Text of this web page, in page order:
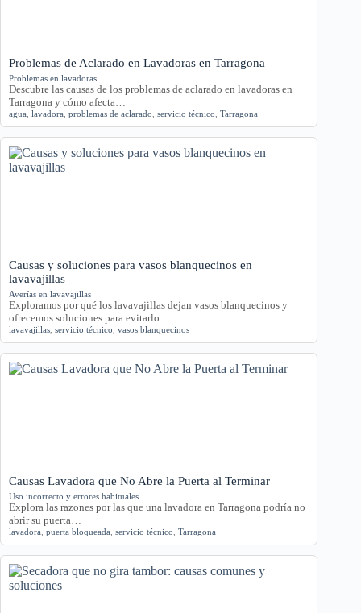
Problemas de Aclarado en Lavadoras en Tarragona
Problemas en lavadoras
Descubre las causas de los problemas de aclarado en lavadoras en
Tarragona y cómo afecta…
agua lavadora problemas de aclarado servicio técnico Tarragona
Causas y soluciones para vasos blanquecinos en
lavavajillas
Averías en lavavajillas
Exploramos por qué los lavavajillas dejan vasos blanquecinos y
ofrecemos soluciones para evitarlo.
lavavajillas servicio técnico vasos blanquecinos
Causas Lavadora que No Abre la Puerta al Terminar
Uso incorrecto y errores habituales
Explora las razones por las que una lavadora en Tarragona podría no
abrir su puerta…
lavadora puerta bloqueada servicio técnico Tarragona